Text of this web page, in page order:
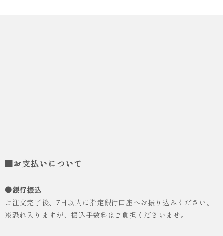
■お支払いについて
●銀行振込
ご注文完了後、7日以内に指定銀行口座へお振り込みください。
※恐れ入りますが、振込手数料はご負担くださいませ。